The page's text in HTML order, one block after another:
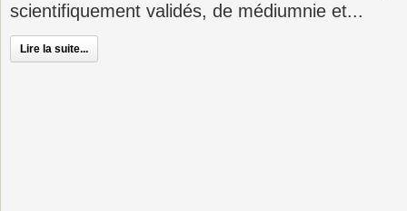
scientifiquement validés, de médiumnie et...
Lire la suite...